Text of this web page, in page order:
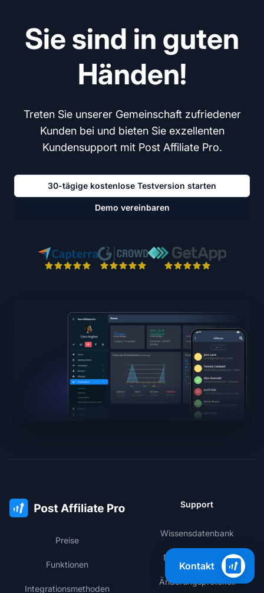
Sie sind in guten
Händen!
Treten Sie unserer Gemeinschaft zufriedener
Kunden bei und bieten Sie exzellenten
Kundensupport mit Post Affiliate Pro.
30-tägige kostenlose Testversion starten
Demo vereinbaren
Preise
Funktionen
Integrationsmethoden
Support
Wissensdatenbank
Mitgliederbereich
Änderungsprotokoll
Kontakt